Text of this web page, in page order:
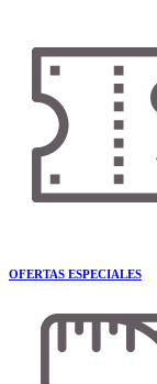
OFERTAS ESPECIALES